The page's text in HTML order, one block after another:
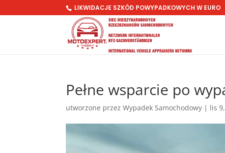
LIKWIDACJE SZKÓD POWYPADKOWYCH W EURO
Pełne wsparcie po
utworzone przezWypadek Samochodowy | lis